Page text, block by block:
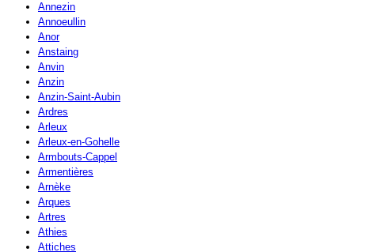
Annezin
Annoeullin
Anor
Anstaing
Anvin
Anzin
Anzin-Saint-Aubin
Ardres
Arleux
Arleux-en-Gohelle
Armbouts-Cappel
Armentières
Arnèke
Arques
Artres
Athies
Attiches